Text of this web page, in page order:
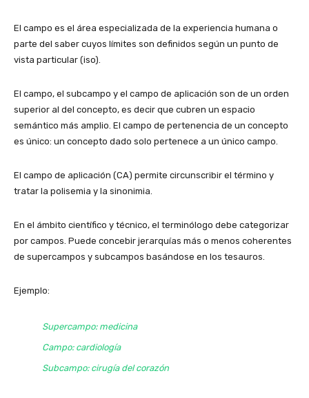
El campo es el área especializada de la experiencia humana o
parte del saber cuyos límites son definidos según un punto de
vista particular (iso).
El campo, el subcampo y el campo de aplicación son de un orden
superior al del concepto, es decir que cubren un espacio
semántico más amplio. El campo de pertenencia de un concepto
es único: un concepto dado solo pertenece a un único campo.
El campo de aplicación (CA) permite circunscribir el término y
tratar la polisemia y la sinonimia.
En el ámbito científico y técnico, el terminólogo debe categorizar
por campos. Puede concebir jerarquías más o menos coherentes
de supercampos y subcampos basándose en los tesauros.
Ejemplo:
Supercampo: medicina
Campo: cardiología
Subcampo: cirugía del corazón